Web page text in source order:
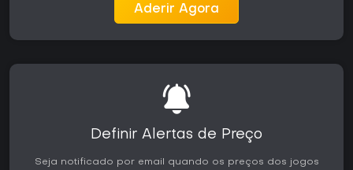
Aderir Agora
Definir Alertas de Preço
Seja notificado por email quando os preços dos jogos